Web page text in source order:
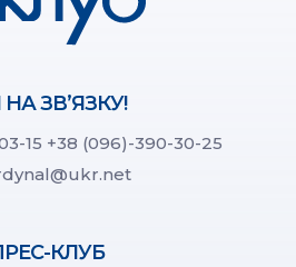
ЗВ’ЯЗКУ!
15 +38 (096)-390-30-25
КЛУБ